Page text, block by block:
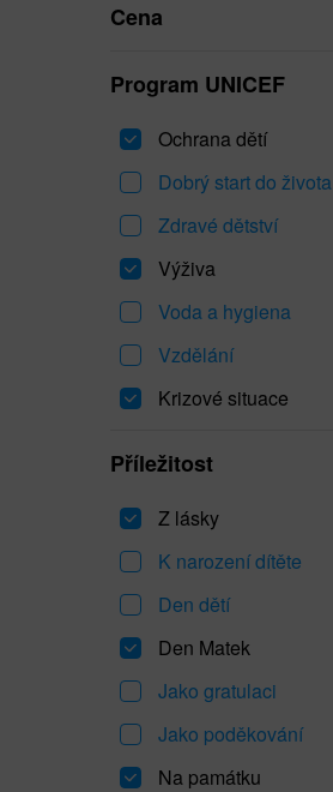
Cena
Program UNICEF
Ochrana dětí
Dobrý start do života
Zdravé dětství
Výživa
Voda a hygiena
Vzdělání
Krizové situace
Příležitost
Z lásky
K narození dítěte
Den dětí
Den Matek
Jako gratulaci
Jako poděkování
Na památku